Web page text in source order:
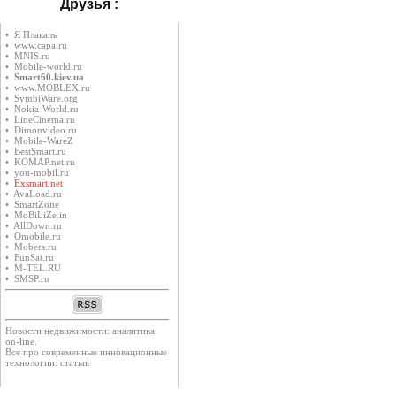
Друзья :
• Я Плакалъ
• www.capa.ru
• MNIS.ru
• Mobile-world.ru
• Smart60.kiev.ua
• www.MOBLEX.ru
• SymbiWare.org
• Nokia-World.ru
• LineCinema.ru
• Dimonvideo.ru
• Mobile-WareZ
• BestSmart.ru
• KOMAP.net.ru
• you-mobil.ru
• Exsmart.net
• AvaLoad.ru
• SmartZone
• MoBiLiZe.in
• AllDown.ru
• Оmobile.ru
• Mobers.ru
• FunSat.ru
• M-TEL.RU
• SMSP.ru
Новости недвижимости: аналитика
on-line.
Все про современные инновационные
технологии: статьи.